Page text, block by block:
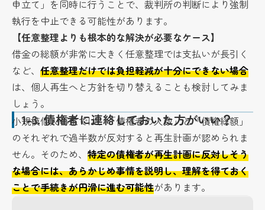
申立て」を同時に行うことで、裁判所の判断により強制
執行を中止できる可能性があります。
【任意整理よりも根本的な解決が必要なケース】
借金の総額が非常に大きく任意整理では支払いが長引く
など、任意整理だけでは負担軽減が十分にできない場合
は、個人再生へと方針を切り替えることも検討してみま
しょう。
1-3.債権者に連絡しておいた方がいい？
小規模個人再生では、「債権者の人数」と「債権総額」
のそれぞれで過半数が反対すると再生計画が認められま
せん。そのため、特定の債権者が再生計画に反対しそう
な場合には、あらかじめ事情を説明し、理解を得ておく
ことで手続きが円滑に進む可能性があります。